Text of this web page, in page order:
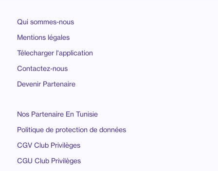
Qui sommes-nous
Mentions légales
Télecharger l'application
Contactez-nous
Devenir Partenaire
Nos Partenaire En Tunisie
Politique de protection de données
CGV Club Privilèges
CGU Club Privilèges